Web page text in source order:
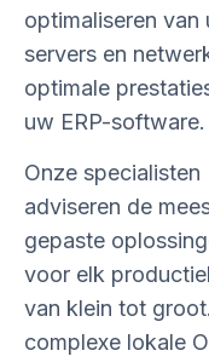
optimaliseren van
servers en
optimale
uw ERP-software.
Onze specialisten
adviseren de
gepaste
voor elk
van klein tot
complexe lokale